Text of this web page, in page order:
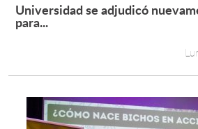
Universidad se adjudicó
para...